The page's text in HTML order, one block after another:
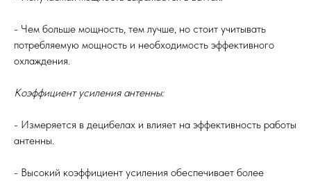
- Чем больше мощность, тем лучше, но стоит учитывать
потребляемую мощность и необходимость эффективного
охлаждения.
Коэффициент усиления антенны:
- Измеряется в децибелах и влияет на эффективность работы
антенны.
- Высокий коэффициент усиления обеспечивает более